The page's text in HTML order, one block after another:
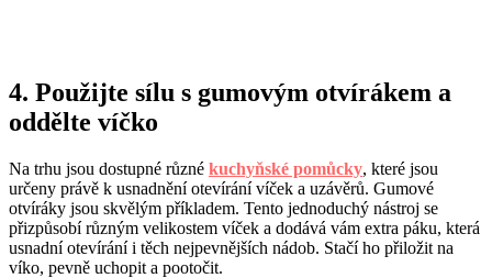
4. Použijte sílu s gumovým otvírákem a
oddělte víčko
Na trhu jsou dostupné různé kuchyňské pomůcky, které jsou
určeny právě k usnadnění otevírání víček a uzávěrů. Gumové
otvíráky jsou skvělým příkladem. Tento jednoduchý nástroj se
přizpůsobí různým velikostem víček a dodává vám extra páku, která
usnadní otevírání i těch nejpevnějších nádob. Stačí ho přiložit na
víko, pevně uchopit a pootočit.